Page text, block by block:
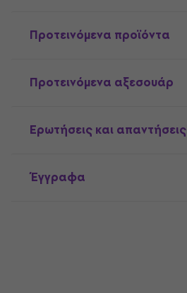
Προτεινόμενα προϊόντα
Προτεινόμενα αξεσουάρ
Ερωτήσεις και απαντήσεις
Έγγραφα